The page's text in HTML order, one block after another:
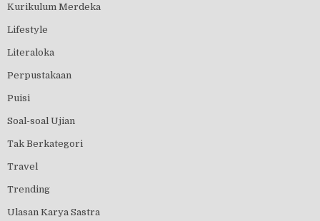
Kurikulum Merdeka
Lifestyle
Literaloka
Perpustakaan
Puisi
Soal-soal Ujian
Tak Berkategori
Travel
Trending
Ulasan Karya Sastra